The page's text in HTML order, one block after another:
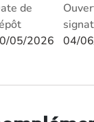
de
05/2026
04/